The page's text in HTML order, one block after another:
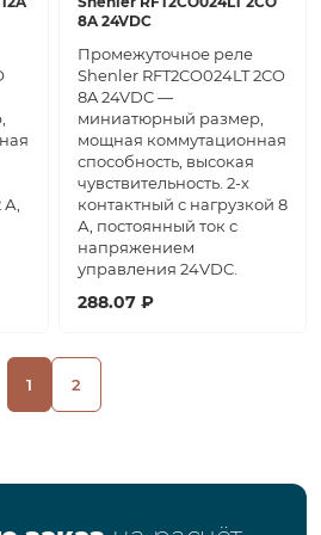
А,
8A 24VDC
Промежуточное реле
Shenler RFT2CO024LT 2CO
8A 24VDC —
миниатюрный размер,
мощная коммутационная
способность, высокая
чувствительность. 2-х
контактный с нагрузкой 8
А, постоянный ток с
напряжением
управления 24VDC.
288.07 ₽
1 2